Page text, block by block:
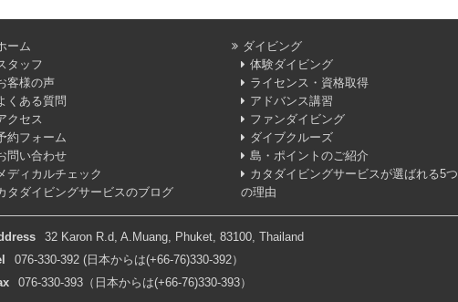
ーム
タッフ
客様の声
くある質問
クセス
約フォーム
問い合わせ
ディカルチェック
タダイビングサービスのブログ
ダイビング
体験ダイビング
ライセンス・資格取得
アドバンス講習
ファンダイビング
ダイブクルーズ
島・ポイントのご紹介
カタダイビングサービスが選ばれる5つ
の理由
32 Karon R.d, A.Muang, Phuket, 83100, Thailand
076-330-392 (日本からは(+66-76)330-392）
076-330-393（日本からは(+66-76)330-393）